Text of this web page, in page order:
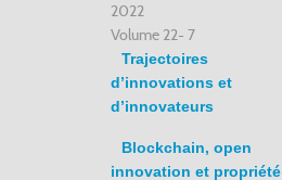
2022
Volume 22- 7
Trajectoires
d’innovations et
d’innovateurs
Blockchain, open
innovation et propriété